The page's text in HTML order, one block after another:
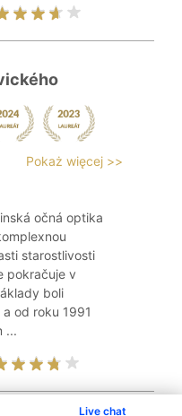
Live chat
Pokaż więcej >>
očná optika
starostlivosti
pokračuje v
boli
od roku 1991
...